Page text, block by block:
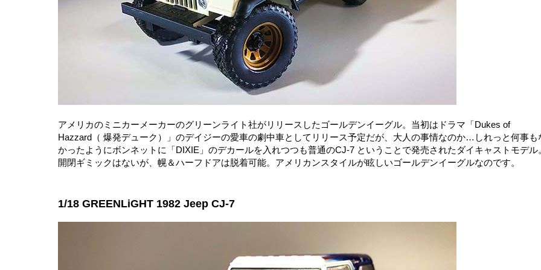
アメリカのミニカーメーカーのグリーンライト社がリリースしたゴールデンイーグル。当初はドラマ「Dukes of
Hazzard（ 爆発デューク）」のデイジーの愛車の劇中車としてリリース予定だが、大人の事情なのか…しれっと何事も
かったようにボンネットに「DIXIE」のデカールを入れつつも普通のCJ-7 ということで発売されたダイキャストモデル
開閉ギミックはないが、幌＆ハーフドアは脱着可能。アメリカンスタイルが眩しいゴールデンイーグルなのです。
1/18 GREENLiGHT 1982 Jeep CJ-7